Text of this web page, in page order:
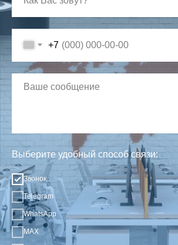
+7
Выберите удобный способ связи:
Звонок
Telegram
WhatsApp
MAX